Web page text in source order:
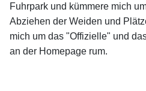
Fuhrpark und kümmere mich
Abziehen der Weiden und
mich um das "Offizielle" und
an der Homepage rum.